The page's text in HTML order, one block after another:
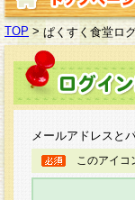
TOP > ぱくすく食堂ロ
メールアドレスと
このアイコ